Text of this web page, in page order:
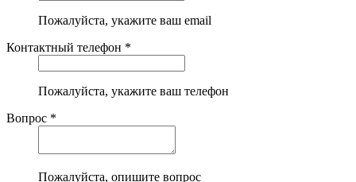
Пожалуйста, укажите ваш email
Контактный телефон *
Пожалуйста, укажите ваш телефон
Вопрос *
Пожалуйста, опишите вопрос